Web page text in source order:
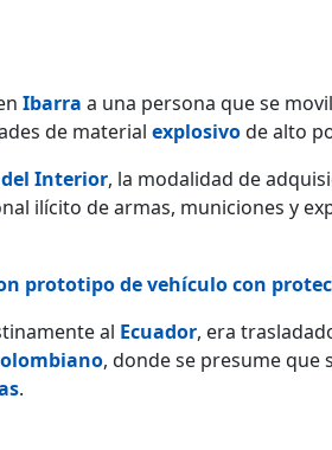
Ibarra a una persona que se
de material explosivode alto
Interior, la modalidad de
ilícito de armas, municiones y
prototipo de vehículo con
al Ecuador, era
, donde se presume
.